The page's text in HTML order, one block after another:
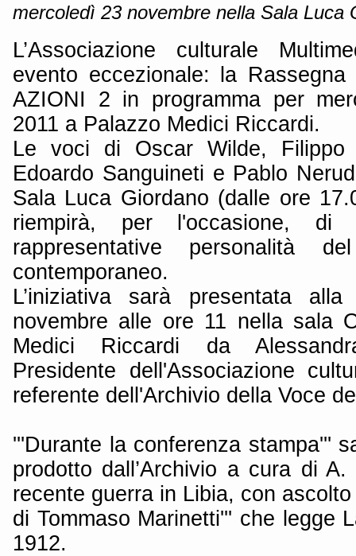
mercoledì 23 novembre nella Sala Luca
L’Associazione culturale
evento eccezionale: la Rassegna
AZIONI 2 in programma per
2011 a Palazzo Medici Riccardi.
Le voci di Oscar Wilde, Filippo
Edoardo Sanguineti e Pablo
Sala Luca Giordano (dalle ore
riempirà, per l'occasione,
rappresentative personalità
contemporaneo.
L’iniziativa sarà presentata
novembre alle ore 11 nella sala
Medici Riccardi da
Presidente dell'Associazione
referente dell'Archivio della Voce
'''Durante la conferenza stampa'''
prodotto dall’Archivio a cura di
recente guerra in Libia, con
di Tommaso Marinetti''' che legge
1912.